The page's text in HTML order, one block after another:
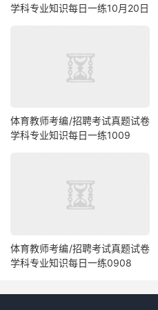
学科专业知识每日一练10月20日
体育教师考编/招聘考试真题试卷
学科专业知识每日一练1009
体育教师考编/招聘考试真题试卷
学科专业知识每日一练0908